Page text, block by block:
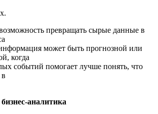
превращать сырые данные в
может быть прогнозной или
когда
событий помогает лучше понять, что
аналитика